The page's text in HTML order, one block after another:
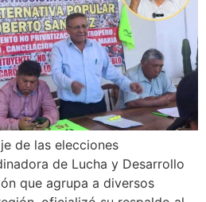
de las elecciones
de Lucha y Desarrollo
que agrupa a diversos